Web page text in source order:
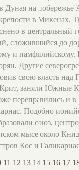
Дуная на
в Микенах,
в центральный
сложившийся до
и памфилийскому.
Другие
свою власть над
заняли Южные
переправились и
Подобно
союз,
мысе около
Кос и
11 12 13 14 15 16 17